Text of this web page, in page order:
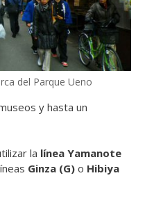
del Parque Ueno
y hasta un
la línea Yamanote
Ginza (G) o Hibiya